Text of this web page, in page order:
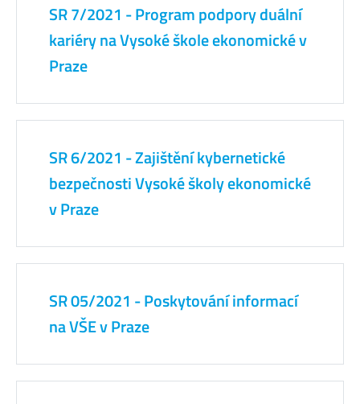
SR 7/2021 - Program podpory duální
kariéry na Vysoké škole ekonomické v
Praze
SR 6/2021 - Zajištění kybernetické
bezpečnosti Vysoké školy ekonomické
v Praze
SR 05/2021 - Poskytování informací
na VŠE v Praze